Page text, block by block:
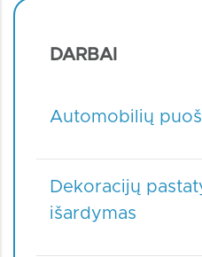
DARBAI
Automobilių
Dekoracijų
išardymas